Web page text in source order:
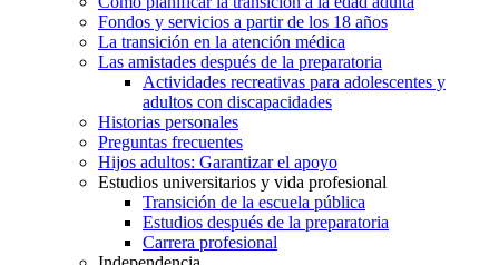
Fondos y servicios a partir de los 18 años
La transición en la atención médica
Las amistades después de la preparatoria
Actividades recreativas para adolescentes y
adultos con discapacidades
Historias personales
Preguntas frecuentes
Hijos adultos: Garantizar el apoyo
Estudios universitarios y vida profesional
Transición de la escuela pública
Estudios después de la preparatoria
Carrera profesional